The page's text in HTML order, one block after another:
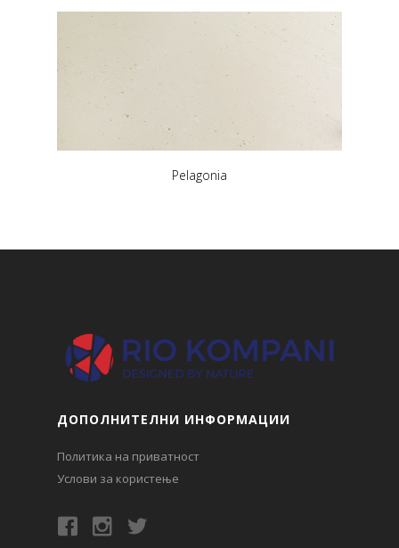
Pelagonia
ДОПОЛНИТЕЛНИ ИНФОРМАЦИИ
Политика на приватност
Услови за користење